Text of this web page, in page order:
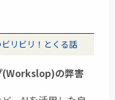
リビリ！とくる話
(Workslop)の弊害